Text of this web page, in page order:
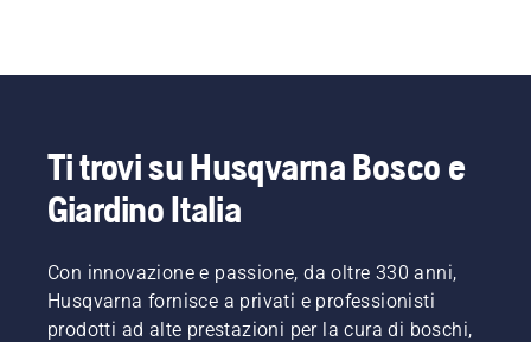
Ti trovi su Husqvarna Bosco e
Giardino Italia
Con innovazione e passione, da oltre 330 anni,
Husqvarna fornisce a privati e professionisti
prodotti ad alte prestazioni per la cura di boschi,